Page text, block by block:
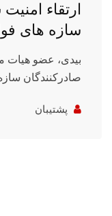
ارتقاء
سازه های
بیدی، عضو هیات
صادرکنندگان
پشتیبان